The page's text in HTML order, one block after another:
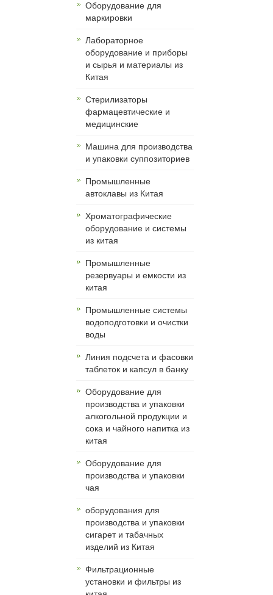
Оборудование для
маркировки
Лабораторное
оборудование и приборы
и сырья и материалы из
Китая
Cтерилизаторы
фармацевтические и
медицинские
Машина для производства
и упаковки суппозиториев
Промышленные
автоклавы из Китая
Хроматографические
оборудование и системы
из китая
Промышленные
резервуары и емкости из
китая
Промышленные системы
водоподготовки и очистки
воды
Линия подсчета и фасовки
таблеток и капсул в банку
Оборудование для
производства и упаковки
алкогольной продукции и
сока и чайного напитка из
китая
Оборудование для
производства и упаковки
чая
оборудования для
производства и упаковки
сигарет и табачных
изделий из Китая
Фильтрационные
установки и фильтры из